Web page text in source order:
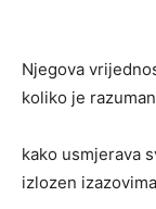
Njegova
koliko je
kako usmjerava
izlozen